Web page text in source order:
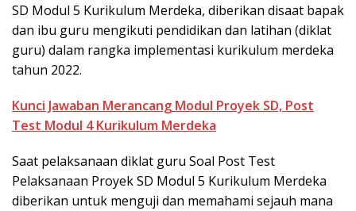
SD Modul 5 Kurikulum Merdeka, diberikan disaat bapak
dan ibu guru mengikuti pendidikan dan latihan (diklat
guru) dalam rangka implementasi kurikulum merdeka
tahun 2022.
Kunci Jawaban Merancang Modul Proyek SD, Post
Test Modul 4 Kurikulum Merdeka
Saat pelaksanaan diklat guru Soal Post Test
Pelaksanaan Proyek SD Modul 5 Kurikulum Merdeka
diberikan untuk menguji dan memahami sejauh mana